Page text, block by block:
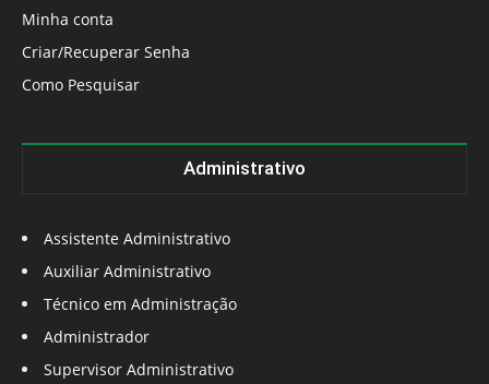
Minha conta
Criar/Recuperar Senha
Como Pesquisar
Administrativo
Assistente Administrativo
Auxiliar Administrativo
Técnico em Administração
Administrador
Supervisor Administrativo